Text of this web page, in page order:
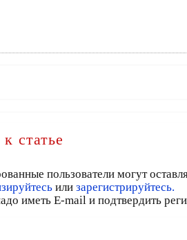
статье
пользователи могут
или зарегистрируйтесь.
иметь E-mail и подтвердить